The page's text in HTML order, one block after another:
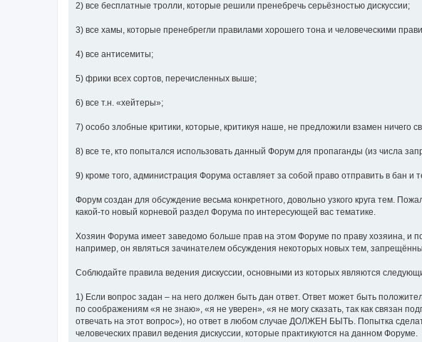
2) все бесплатные тролли, которые решили пренебречь серьёзностью дискуссии;
3) все хамы, которые пренебрегли правилами хорошего тона и человеческими
4) все антисемиты;
5) фрики всех сортов, перечисленных выше;
6) все т.н. «хейтеры»;
7) особо злобные критики, которые, критикуя наше, не предложили взамен ничего
8) все те, кто попытался использовать данный Форум для пропаганды (из числа
9) кроме того, администрация Форума оставляет за собой право отправить в бан и
Форум создан для обсуждение весьма конкретного, довольно узкого круга тем.
какой-то новый корневой раздел Форума по интересующей вас тематике.
Хозяин Форума имеет заведомо больше прав на этом Форуме по праву хозяина, и
например, он являться зачинателем обсуждения некоторых новых тем,
Соблюдайте правила ведения дискуссии, основными из которых являются
1) Если вопрос задан – на него должен быть дан ответ. Ответ может быть
по соображениям «я не знаю», «я не уверен», «я не могу сказать, так как связан
отвечать на этот вопрос»), но ответ в любом случае ДОЛЖЕН БЫТЬ. Попытка
человеческих правил ведения дискуссии, которые практикуются на данном Форуме.